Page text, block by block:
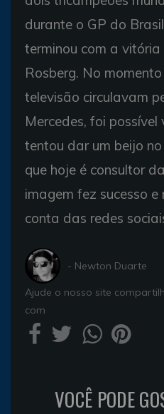
durante o GP do
terminou com a
Rosberg. No
televisão circulavam
Mercedes, foi possível
tentou dar um beijo
que hoje é consultor
imagem fez sucesso
conta das redes
- Newton Duarte
Ajude o nosso site
com
VOCÊ PODE